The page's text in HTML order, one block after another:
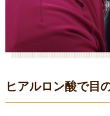
ヒアルロン酸で目